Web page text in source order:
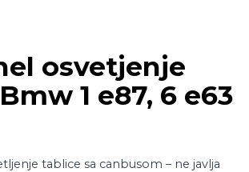
osvetjenje
1 e87, 6 e63
tablice sa canbusom – ne javlja